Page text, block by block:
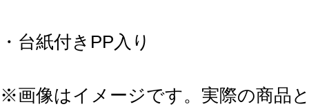
・台紙付きPP入り
※画像はイメージです。実際の商品